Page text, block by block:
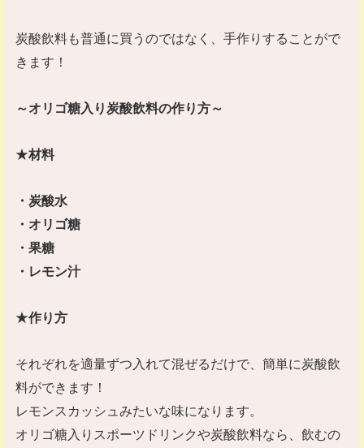
炭酸飲料も普通に買うのではなく、手作りすることがで
きます！
～オリゴ糖入り炭酸飲料の作り方～
★材料
・炭酸水
・オリゴ糖
・果糖
・レモン汁
★作り方
それぞれを適量ずつ入れて混ぜるだけで、簡単に炭酸飲
料ができます！
レモンスカッシュみたいな味になります。
オリゴ糖入りスポーツドリンクや炭酸飲料なら、飲むの